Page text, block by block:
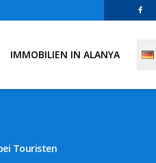
IMMOBILIEN IN ALANYA
Touristen